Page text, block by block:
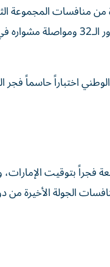
منافسات المجموعة
ببطولة كأس العالم 2026، في مباراة لا تقبل سوى الفوز إذا أراد "الأخضر" الحفاظ على آماله في بلوغ دور الـ32
اختباراً حاسماً فجر
27 يونيو 2026، في تمام الساعة الرابعة فجراً بتوقيت
الجولة الأخيرة من